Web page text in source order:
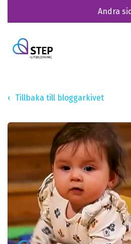
Andra
Tillbaka till bloggarkivet